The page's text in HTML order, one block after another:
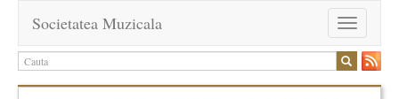
Toggle
navigation
Societatea Muzicala